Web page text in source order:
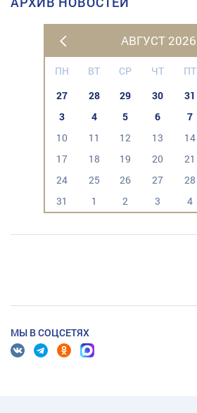
АВГУСТ 2026
ПН ВТ СР ЧТ ПТ
27
28 29 30 31
3
4 5 6 7
10
11 12 13 14
17
18 19 20 21
24
25 26 27 28
31
1 2 3 4
МЫ В СОЦСЕТЯХ